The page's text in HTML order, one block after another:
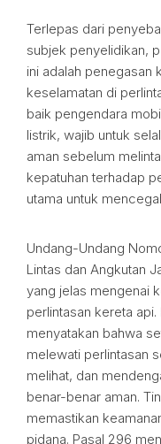
Terlepas dari
subjek penyelidikan,
ini adalah penegasan
keselamatan di
baik pengendara
listrik, wajib untuk
aman sebelum
kepatuhan terhadap
utama untuk
Undang-Undang
Lintas dan Angkutan
yang jelas mengenai
perlintasan kereta api.
menyatakan bahwa
melewati perlintasan
melihat, dan
benar-benar aman.
memastikan
pidana. Pasal 296